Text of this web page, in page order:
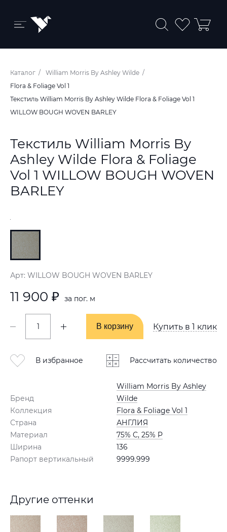
Бренды и коллекции
Ковры
Краски
Пледы
Ткани
Каталог
William Morris By Ashley Wilde
Flora & Foliage Vol 1
Текстиль William Morris By Ashley Wilde Flora & Foliage Vol 1
WILLOW BOUGH WOVEN BARLEY
Текстиль William Morris By
Ashley Wilde Flora & Foliage
Vol 1 WILLOW BOUGH WOVEN
BARLEY
Арт: WILLOW BOUGH WOVEN BARLEY
11 900 ₽ за пог. м
В корзину
В корзину Купить в 1 клик
В избранное Рассчитать количество
Бренд
William Morris By Ashley
Wilde
Коллекция
Flora & Foliage Vol 1
Страна
АНГЛИЯ
Материал
75% C, 25% P
Ширина
136
Рапорт вертикальный
9999.999
Другие оттенки